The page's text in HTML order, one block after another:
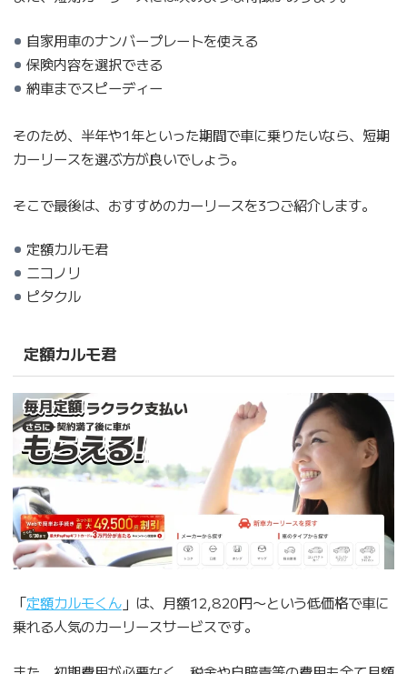
自家用車のナンバープレートを使える
保険内容を選択できる
納車までスピーディー
そのため、半年や1年といった期間で車に乗りたいなら、短期
カーリースを選ぶ方が良いでしょう。
そこで最後は、おすすめのカーリースを3つご紹介します。
定額カルモ君
ニコノリ
ピタクル
定額カルモ君
「定額カルモくん」は、月額12,820円〜という低価格で車に
乗れる人気のカーリースサービスです。